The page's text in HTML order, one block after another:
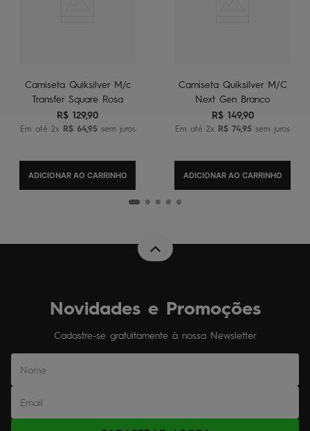
Camiseta Quiksilver M/c
Transfer Square Rosa
R$ 129,90
Em até 2x R$ 64,95 sem juros
ADICIONAR AO CARRINHO
Camiseta Quiksilver M/C
Next Gen Branco
R$ 149,90
Em até 2x R$ 7495 sem juros
ADICIONAR AO CARRINHO
Novidades e Promoções
Cadastre-se gratuitamente à nossa Newsletter